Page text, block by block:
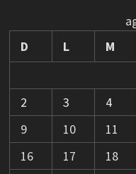
D
L M
2
3 4
9
10 11
16
17 18